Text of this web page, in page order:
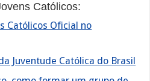
Católicos:
Católicos Oficial no
Juventude Católica do Brasil